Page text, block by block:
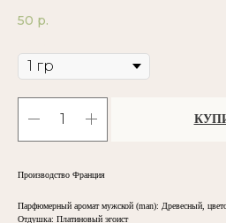
50 р.
Производство Франция
Парфюмерный аромат мужской (man): Древесный,
Отдушка: Платиновый эгоист